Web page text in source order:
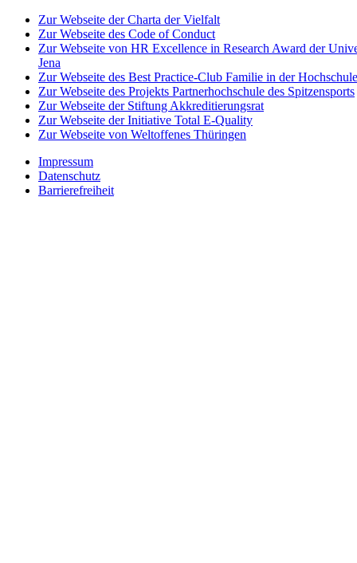
Zur Webseite der Charta der Vielfalt
Zur Webseite des Code of Conduct
Zur Webseite von HR Excellence in Research Award der
Jena
Zur Webseite des Best Practice-Club Familie in der Hochschule
Zur Webseite des Projekts Partnerhochschule des Spitzensports
Zur Webseite der Stiftung Akkreditierungsrat
Zur Webseite der Initiative Total E-Quality
Zur Webseite von Weltoffenes Thüringen
Impressum
Datenschutz
Barrierefreiheit